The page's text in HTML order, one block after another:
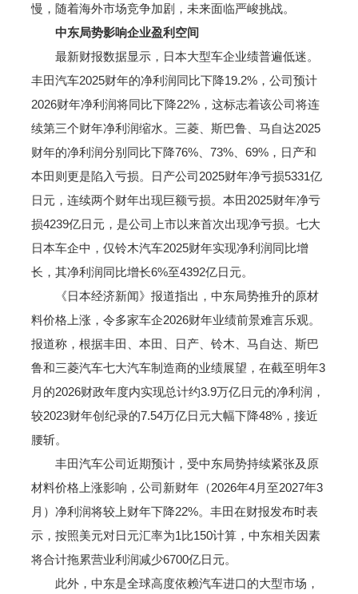
慢，随着海外市场竞争加剧，未来面临严峻挑战。
中东局势影响企业盈利空间
最新财报数据显示，日本大型车企业绩普遍低迷。
丰田汽车2025财年的净利润同比下降19.2%，公司预计
2026财年净利润将同比下降22%，这标志着该公司将连
续第三个财年净利润缩水。三菱、斯巴鲁、马自达2025
财年的净利润分别同比下降76%、73%、69%，日产和
本田则更是陷入亏损。日产公司2025财年净亏损5331亿
日元，连续两个财年出现巨额亏损。本田2025财年净亏
损4239亿日元，是公司上市以来首次出现净亏损。七大
日本车企中，仅铃木汽车2025财年实现净利润同比增
长，其净利润同比增长6%至4392亿日元。
《日本经济新闻》报道指出，中东局势推升的原材
料价格上涨，令多家车企2026财年业绩前景难言乐观。
报道称，根据丰田、本田、日产、铃木、马自达、斯巴
鲁和三菱汽车七大汽车制造商的业绩展望，在截至明年3
月的2026财政年度内实现总计约3.9万亿日元的净利润，
较2023财年创纪录的7.54万亿日元大幅下降48%，接近
腰斩。
丰田汽车公司近期预计，受中东局势持续紧张及原
材料价格上涨影响，公司新财年（2026年4月至2027年3
月）净利润将较上财年下降22%。丰田在财报发布时表
示，按照美元对日元汇率为1比150计算，中东相关因素
将合计拖累营业利润减少6700亿日元。
此外，中东是全球高度依赖汽车进口的大型市场，